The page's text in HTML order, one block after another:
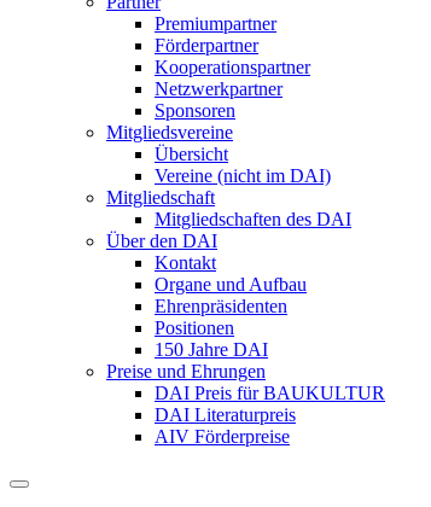
Premiumpartner
Förderpartner
Kooperationspartner
Netzwerkpartner
Sponsoren
Mitgliedsvereine
Übersicht
Vereine (nicht im DAI)
Mitgliedschaft
Mitgliedschaften des DAI
Über den DAI
Kontakt
Organe und Aufbau
Ehrenpräsidenten
Positionen
150 Jahre DAI
Preise und Ehrungen
DAI Preis für BAUKULTUR
DAI Literaturpreis
AIV Förderpreise